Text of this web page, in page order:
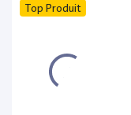
Top Produit